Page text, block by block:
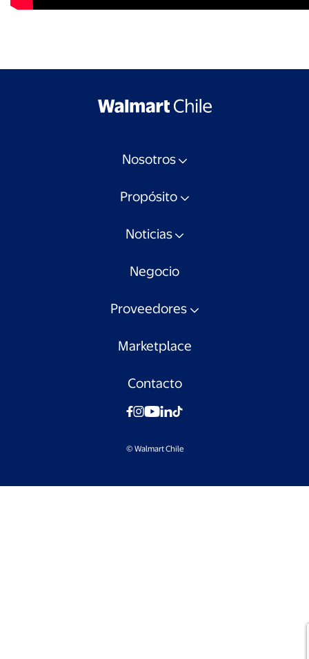
Nosotros
Propósito
Noticias
Negocio
Proveedores
Marketplace
Contacto
© Walmart Chile